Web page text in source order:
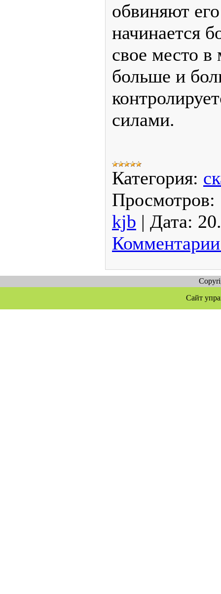
обвиняют
начинается
свое место в
больше и
силами.
Категория:
Просмотров:
kjb | Дата:
Сайт